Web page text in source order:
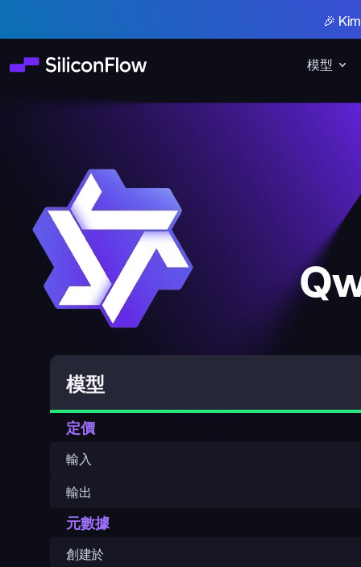
模型
🎉
模型
定價
輸入
輸出
元數據
創建於